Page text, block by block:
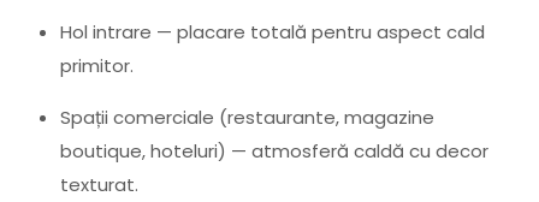
Hol intrare — placare totală pentru aspect cald
primitor.
Spații comerciale (restaurante, magazine
boutique, hoteluri) — atmosferă caldă cu decor
texturat.